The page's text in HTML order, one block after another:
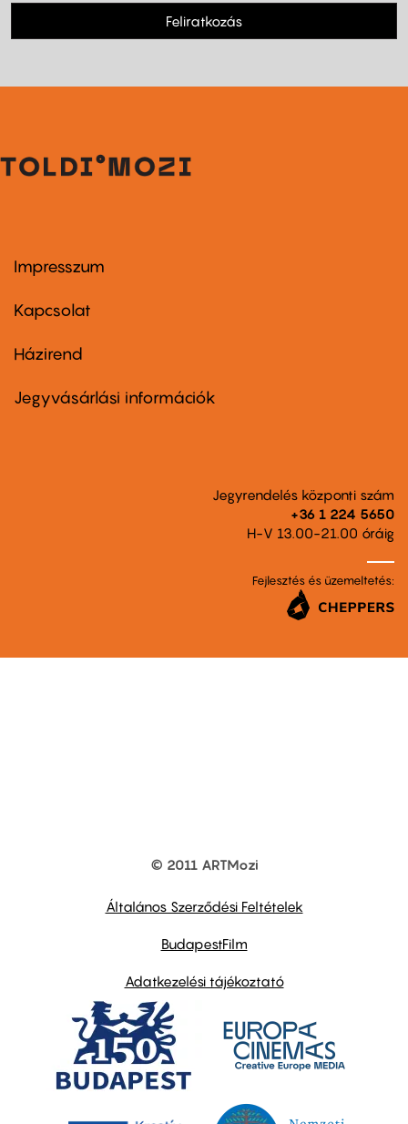
Feliratkozás
Footer
first
Impresszum
Kapcsolat
Footer
second
Házirend
Jegyvásárlási információk
Jegyrendelés központi szám
+36 1 224 5650
H-V 13.00-21.00 óráig
Fejlesztés és üzemeltetés:
© 2011 ARTMozi
Általános Szerződési Feltételek
BudapestFilm
Adatkezelési tájékoztató